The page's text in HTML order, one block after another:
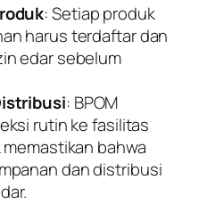
: Setiap produk
harus terdaftar dan
edar sebelum
: BPOM
rutin ke fasilitas
bahwa
dan distribusi